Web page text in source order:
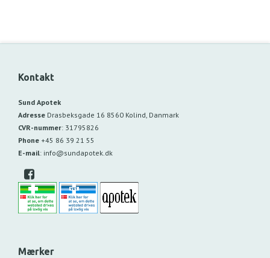
Kontakt
Sund Apotek
Adresse Drasbeksgade 16 8560 Kolind, Danmark
CVR-nummer: 31795826
Phone +45 86 39 21 55
E-mail: info@sundapotek.dk
Mærker